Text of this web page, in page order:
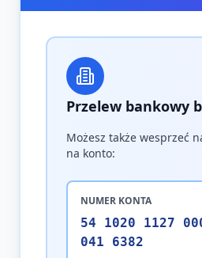
Przelew bankowy
Możesz także wesprzeć
na konto:
NUMER KONTA
54 1020 1127
041 6382